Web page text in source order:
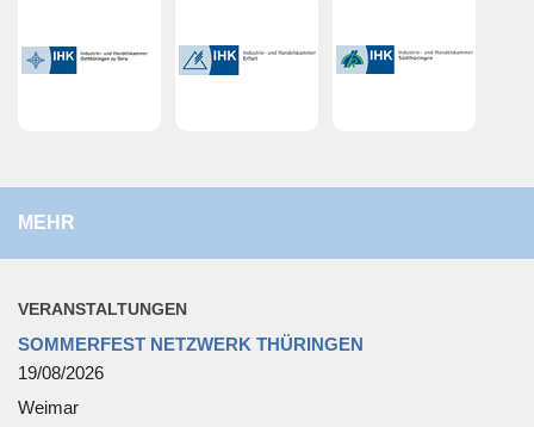
MEHR
VER­AN­STAL­TUN­GEN
SOMMERFEST NETZWERK THÜRINGEN
19/08/2026
Weimar